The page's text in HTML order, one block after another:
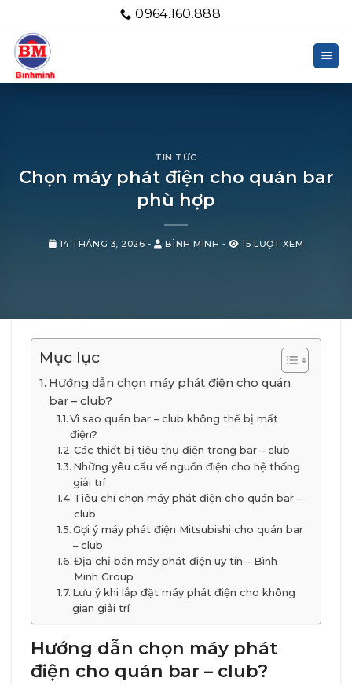
qua
nội
dung
0964.160.888
TIN TỨC
Chọn máy phát điện cho quán bar
phù hợp
14 THÁNG 3, 2026 - BÌNH MINH - 15 LƯỢT XEM
Mục lục
Hướng dẫn chọn máy phát điện cho quán
bar – club?
Vì sao quán bar – club không thể bị mất
điện?
Các thiết bị tiêu thụ điện trong bar – club
Những yêu cầu về nguồn điện cho hệ thống
giải trí
Tiêu chí chọn máy phát điện cho quán bar –
club
Gợi ý máy phát điện Mitsubishi cho quán bar
– club
Địa chỉ bán máy phát điện uy tín – Bình
Minh Group
Lưu ý khi lắp đặt máy phát điện cho không
gian giải trí
Hướng dẫn chọn máy phát
điện cho quán bar – club?